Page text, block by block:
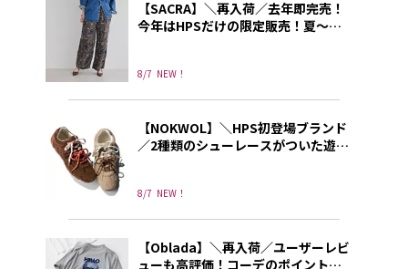
8/7 NEW！
【SACRA】＼再入荷／去年即完売！
今年はHPSだけの限定販売！夏～秋
8/7 NEW！
【NOKWOL】＼HPS初登場ブランド
／2種類のシューレースがついた遊び
【Oblada】＼再入荷／ユーザーレビ
ューも高評価！コーデのポイントに